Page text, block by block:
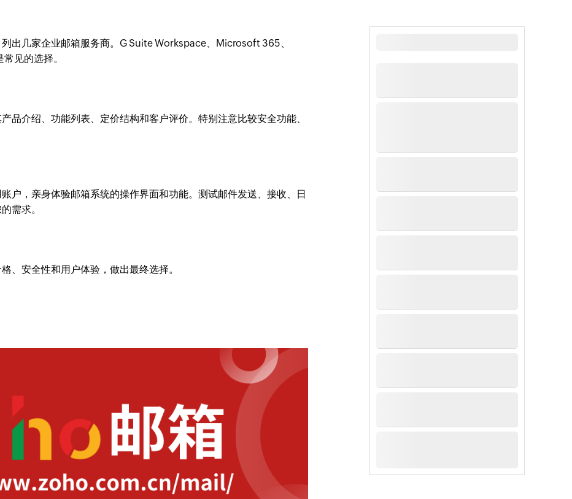
出几家企业邮箱服务商。G Suite Workspace、Microsoft 365、
见的选择。
品介绍、功能列表、定价结构和客户评价。特别注意比较安全功能、
户，亲身体验邮箱系统的操作界面和功能。测试邮件发送、接收、日
需求。
、安全性和用户体验，做出最终选择。